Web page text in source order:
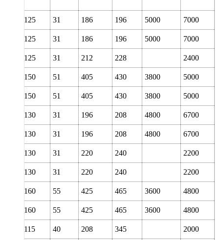
125 31 186 196 5000 7000
125 31 186 196 5000 7000
125 31 212 228 2400
150 51 405 430 3800 5000
150 51 405 430 3800 5000
130 31 196 208 4800 6700
130 31 196 208 4800 6700
130 31 220 240 2200
130 31 220 240 2200
160 55 425 465 3600 4800
160 55 425 465 3600 4800
115 40 208 345 2000